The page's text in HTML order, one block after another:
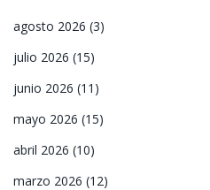
agosto 2026 (3)
julio 2026 (15)
junio 2026 (11)
mayo 2026 (15)
abril 2026 (10)
marzo 2026 (12)